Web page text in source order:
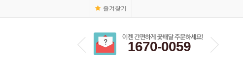
즐겨찾기
1670-0059